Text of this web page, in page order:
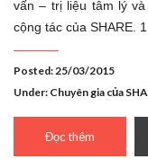
vấn – trị liệu tâm lý
cộng tác của SHARE.
Posted: 25/03/2015
Under: Chuyên gia của
Đọc thêm